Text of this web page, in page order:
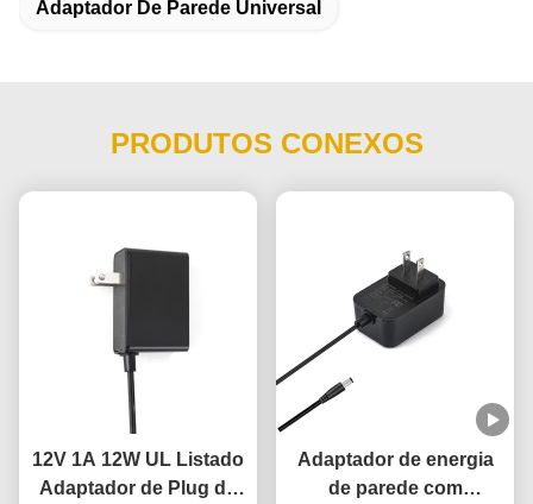
Adaptador De Parede Universal
PRODUTOS CONEXOS
12V 1A 12W UL Listado
Adaptador de Plug de
Adaptador de energia
de parede com